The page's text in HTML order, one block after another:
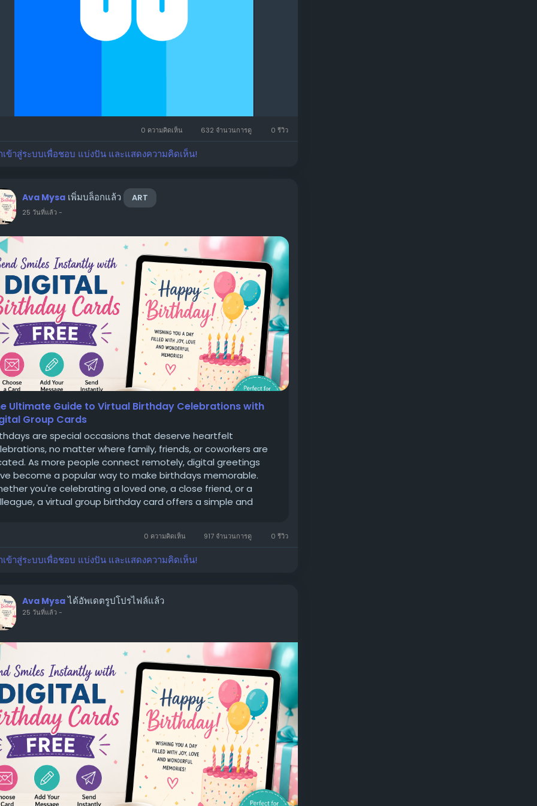
0 ความคิดเห็น 632 จำนวนการดู 0 รีวิว
ข้าสู่ระบบเพื่อชอบ แบ่งปัน และแสดงความคิดเห็น!
Ava Mysa เพิ่มบล็อกแล้ว ART
25 วันที่แล้ว-
Ultimate Guide to Virtual Birthday Celebrations with
Group Cards
are special occasions that deserve heartfelt
no matter where family, friends, or coworkers are
As more people connect remotely, digital greetings
become a popular way to make birthdays memorable.
you're celebrating a loved one, a close friend, or a
a virtual group birthday card offers a simple and
0 ความคิดเห็น 917 จำนวนการดู 0 รีวิว
ข้าสู่ระบบเพื่อชอบ แบ่งปัน และแสดงความคิดเห็น!
Ava Mysa ได้อัพเดตรูปโปรไฟล์แล้ว
25 วันที่แล้ว-